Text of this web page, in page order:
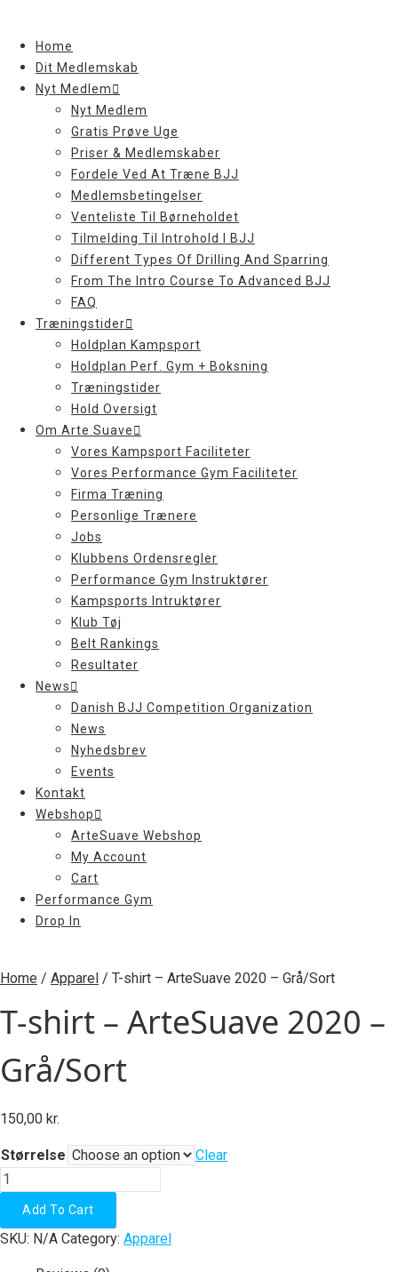
contentHome
Dit Medlemskab
Nyt Medlem
Nyt Medlem
Gratis Prøve Uge
Priser & Medlemskaber
Fordele Ved At Træne BJJ
Medlemsbetingelser
Venteliste Til Børneholdet
Tilmelding Til Introhold I BJJ
Different Types Of Drilling And Sparring
From The Intro Course To Advanced BJJ
FAQ
Træningstider
Holdplan Kampsport
Holdplan Perf. Gym + Boksning
Træningstider
Hold Oversigt
Om Arte Suave
Vores Kampsport Faciliteter
Vores Performance Gym Faciliteter
Firma Træning
Personlige Trænere
Jobs
Klubbens Ordensregler
Performance Gym Instruktører
Kampsports Intruktører
Klub Tøj
Belt Rankings
Resultater
News
Danish BJJ Competition Organization
News
Nyhedsbrev
Events
Kontakt
Webshop
ArteSuave Webshop
My Account
Cart
Performance Gym
Drop In
Home / Apparel / T-shirt – ArteSuave 2020 – Grå/Sort
T-shirt – ArteSuave 2020 –
Grå/Sort
150,00 kr.
Størrelse
Clear
T-
shirt
ArteSuave
Add To Cart
SKU: N/A Category: Apparel